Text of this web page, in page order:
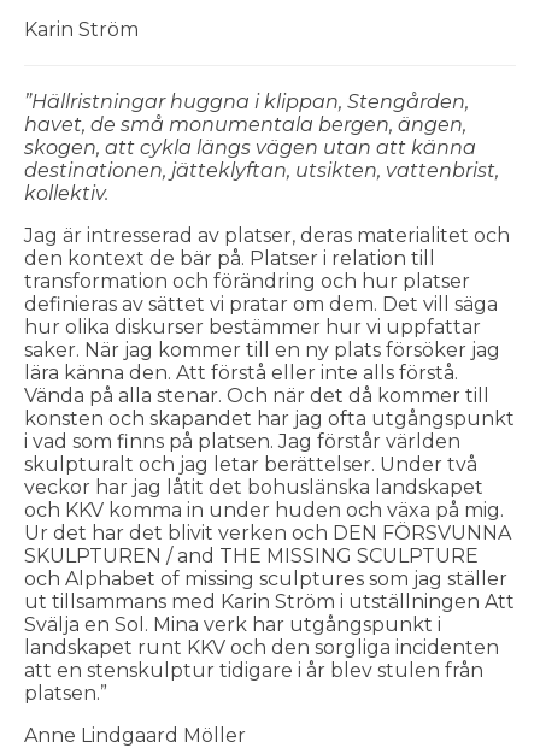
Karin Ström
”Hällristningar huggna i klippan, Stengården,
havet, de små monumentala bergen, ängen,
skogen, att cykla längs vägen utan att känna
destinationen, jätteklyftan, utsikten, vattenbrist,
kollektiv.
Jag är intresserad av platser, deras materialitet och
den kontext de bär på. Platser i relation till
transformation och förändring och hur platser
definieras av sättet vi pratar om dem. Det vill säga
hur olika diskurser bestämmer hur vi uppfattar
saker. När jag kommer till en ny plats försöker jag
lära känna den. Att förstå eller inte alls förstå.
Vända på alla stenar. Och när det då kommer till
konsten och skapandet har jag ofta utgångspunkt
i vad som finns på platsen. Jag förstår världen
skulpturalt och jag letar berättelser. Under två
veckor har jag låtit det bohuslänska landskapet
och KKV komma in under huden och växa på mig.
Ur det har det blivit verken och DEN FÖRSVUNNA
SKULPTUREN / and THE MISSING SCULPTURE
och Alphabet of missing sculptures som jag ställer
ut tillsammans med Karin Ström i utställningen Att
Svälja en Sol. Mina verk har utgångspunkt i
landskapet runt KKV och den sorgliga incidenten
att en stenskulptur tidigare i år blev stulen från
platsen.”
Anne Lindgaard Möller